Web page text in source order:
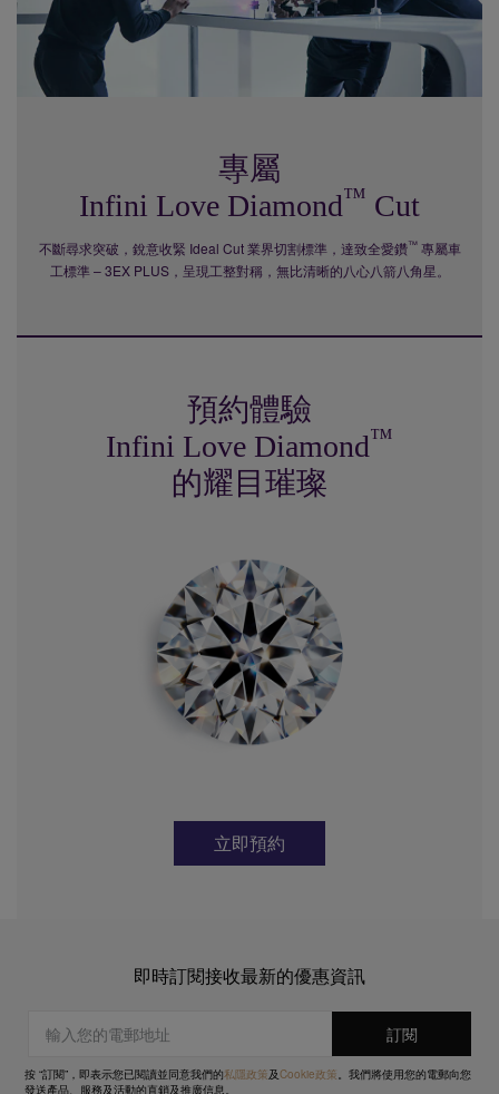
專屬
Infini Love Diamond™ Cut
不斷尋求突破，銳意收緊 Ideal Cut 業界切割標準，達致全愛鑽™專屬車
工標準 –3EX PLUS，呈現工整對稱，無比清晰的八心八箭八角星。
預約體驗
Infini Love Diamond™
的耀目璀璨
立即預約
即時訂閱接收最新的優惠資訊
按 “訂閱”，即表示您已閱讀並同意我們的私隱政策及Cookie政策。我們將使用您的電郵向您
發送產品、服務及活動的直銷及推廣信息。